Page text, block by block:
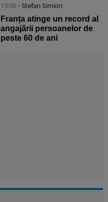
13:00 • Stefan Simion
Franța atinge un record al
angajării persoanelor de
peste 60 de ani